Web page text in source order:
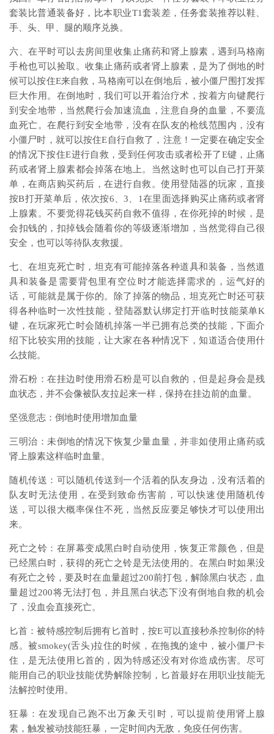
套装比普通装备好，比本职业T1套装差，任务套装推荐以鞋、
手、头、甲、腿的顺序兑换。
六、在平时可以去房间里收集止痛药和肾上腺素，遇到马格南
手枪也可以捡取。收集止痛药或者肾上腺素，是为了倒地的时
候可以按住E来自救，马格南可以在倒地后，被小僵尸围打发挥
巨大作用。在倒地时，我们可以开着治疗术，按着方向键爬行
到安全地带，当然爬行会加速流血，注意自身的血量，不要流
血死亡。在爬行到安全地带，没有在队友的枪线范围内，没有
小僵尸时，就可以按住E自行自救了，注意！一定要在确定安全
的情况下按住E进行自救，受到任何攻击或者松开了E键，止痛
药或者肾上腺素都会掉落在地上。当然这时也可以自己打开菜
单，在商店购买药后，在进行自救。使用登陆器的玩家，直接
按B打开菜单后，依次按6、3、1在里面选择购买止痛药或者肾
上腺素。不要觉得花钱买药自救不值得，在你死掉的时候，是
会扣钱的，扣掉钱会随着你的等级逐渐增加，当然觉得自己很
安全，也可以等待队友救援。
七、在坦克死亡时，坦克有可能掉落各种道具和装备，当然道
具和装备是需要背包里有空位时才能选择需求的，运气好的
话，可能就是属于你的。除了掉落的物品，坦克死亡时还可获
得各种临时一次性技能，登陆器默认绑定打开临时技能菜单K
键，在玩家死亡时会随机掉落一半已拥有总类的技能，下面介
绍下比较实用的技能，让大家在各种情况下，知道适合使用什
么技能。
滑石粉：在挂边时使用滑石粉是可以自救的，但是起身会是残
血状态，并不会像被队友拉起来一样，保持在挂边前的血量。
坚强意志：倒地时使用增加血量
三明治：未倒地的情况下恢复少量血量，并非如使用止痛药或
肾上腺素这样临时血量。
随机传送：可以随机传送到一个活着的队友身边，没有活着的
队友时无法使用，在受到致命伤害前，可以快速使用随机传
送，可以很大概率保住不死，当然反应要足够快才可以使用出
来。
死亡之铃：在屏幕变成黑白时自动使用，恢复正常颜色，但是
已经黑白时，获得的死亡之铃是无法使用的。在黑白时如果没
有死亡之铃，要及时在血量超过200前打包，解除黑白状态，血
量超过200将无法打包，并且黑白状态下没有倒地自救的机会
了，没血会直接死亡。
匕首：被特感控制后拥有匕首时，按E可以直接秒杀控制你的特
感。被smokey(舌头)拉住的时候，在拖拽的途中，被小僵尸卡
住，是无法使用匕首的，因为特感还没有对你造成伤害。尽可
能用自己的职业技能优势解除控制，匕首最好在用职业技能无
法解控时使用。
狂暴：在发现自己跑不出万象天引时，可以提前使用肾上腺
素，触发被动技能狂暴，一定时间内无敌，免疫任何伤害。